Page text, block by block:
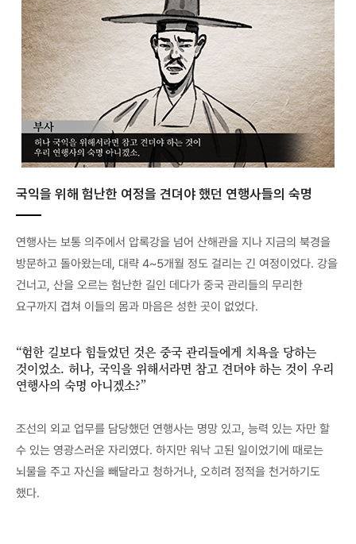
국익을 위해 험난한 여정을 견뎌야 했던 연행사들의 숙명
연행사는 보통 의주에서 압록강을 넘어 산해관을 지나 지금의 북경을
방문하고 돌아왔는데, 대략 4~5개월 정도 걸리는 긴 여정이었다. 강을
건너고, 산을 오르는 험난한 길인 데다가 중국 관리들의 무리한
요구까지 겹쳐 이들의 몸과 마음은 성한 곳이 없었다.
“험한 길보다 힘들었던 것은 중국 관리들에게 치욕을 당하는
것이었소. 허나, 국익을 위해서라면 참고 견뎌야 하는 것이 우리
연행사의 숙명 아니겠소?”
조선의 외교 업무를 담당했던 연행사는 명망 있고, 능력 있는 자만 할
수 있는 영광스러운 자리였다. 하지만 워낙 고된 일이었기에 때로는
뇌물을 주고 자신을 빼달라고 청하거나, 오히려 정적을 천거하기도
했다.